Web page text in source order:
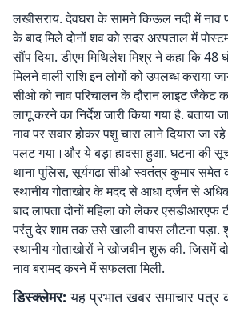
लखीसराय. देवघरा के सामने किऊल नदी में
के बाद मिले दोनों शव को सदर अस्पताल में
सौंप दिया. डीएम मिथिलेश मिश्र ने कहा कि
मिलने वाली राशि इन लोगों को उपलब्ध
सीओ को नाव परिचालन के दौरान लाइट जैकेट
लागू करने का निर्देश जारी किया गया है.
नाव पर सवार होकर पशु चारा लाने दियारा जा
पलट गया।और ये बड़ा हादसा हुआ. घटना की
थाना पुलिस, सूर्यगढ़ा सीओ स्वतंत्र कुमार समेत
स्थानीय गोताखोर के मदद से आधा दर्जन से
बाद लापता दोनों महिला को लेकर एसडीआरएफ
परंतु देर शाम तक उसे खाली वापस लौटना
स्थानीय गोताखोरों ने खोजबीन शुरू की. जिसमें
नाव बरामद करने में सफलता मिली.
डिस्क्लेमर: यह प्रभात खबर समाचार